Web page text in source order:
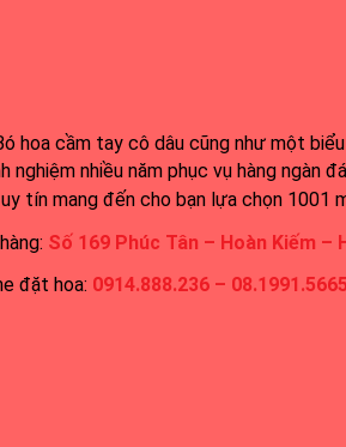
hoa cầm tay cô dâu cũng như một
nhiều năm phục vụ hàng ngàn
tín mang đến cho bạn lựa chọn 1001
Số 169 Phúc Tân – Hoàn Kiếm –
đặt hoa: 0914.888.236 – 08.1991.5665